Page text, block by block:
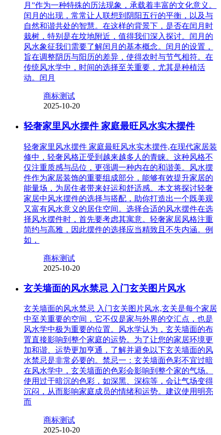
月”作为一种特殊的历法现象，承载着丰富的文化意义。
闰月的出现，常常让人联想到阴阳五行的平衡，以及与
自然和谐共处的智慧。在这样的背景下，是否在闰月时
栽树，特别是在坟地附近，值得我们深入探讨。闰月的
风水象征我们需要了解闰月的基本概念。闰月的设置，
旨在调整阴历与阳历的差异，使得农时与节气相符。在
传统风水学中，时间的选择至关重要，尤其是种植活
动。闰月
商标测试
2025-10-20
轻奢家里风水摆件 家庭最旺风水实木摆件
轻奢家里风水摆件 家庭最旺风水实木摆件,在现代家居装
修中，轻奢风格正受到越来越多人的青睐。这种风格不
仅注重质感与品位，更强调一种内在的和谐美。风水摆
件作为家居装饰的重要组成部分，能够有效提升家居的
能量场，为居住者带来好运和舒适感。本文将探讨轻奢
家居中风水摆件的选择与搭配，助你打造出一个既美观
又富有风水意义的居住空间。选择合适的风水摆件在选
择风水摆件时，首先要考虑其寓意。轻奢家居风格注重
简约与高雅，因此摆件的选择应当精致且不失内涵。例
如，
商标测试
2025-10-20
玄关墙面的风水禁忌 入门玄关图片风水
玄关墙面的风水禁忌 入门玄关图片风水,玄关是每个家居
中至关重要的空间，它不仅是家与外界的交汇点，也是
风水学中极为重要的位置。风水学认为，玄关墙面的布
置直接影响到整个家庭的运势。为了让您的家居环境更
加和谐、运势更加亨通，了解并避免以下玄关墙面的风
水禁忌是非常必要的。禁忌一：玄关墙面色彩不宜过暗
在风水学中，玄关墙面的色彩会影响到整个家的气场。
使用过于暗沉的色彩，如深黑、深棕等，会让气场变得
沉闷，从而影响家庭成员的情绪和运势。建议使用明亮
而
商标测试
2025-10-20